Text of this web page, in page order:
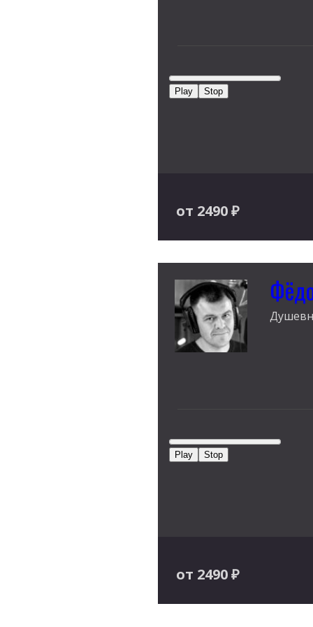
Play Stop
от 2490₽
Play Stop
от 2490₽